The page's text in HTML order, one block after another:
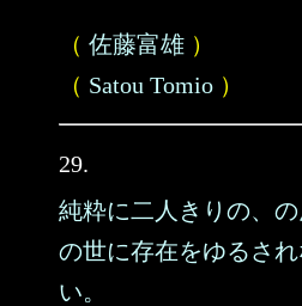
（ 佐藤富雄 ）
（ Satou Tomio ）
29.
純粋に二人きりの、
の世に存在をゆるさ
い。